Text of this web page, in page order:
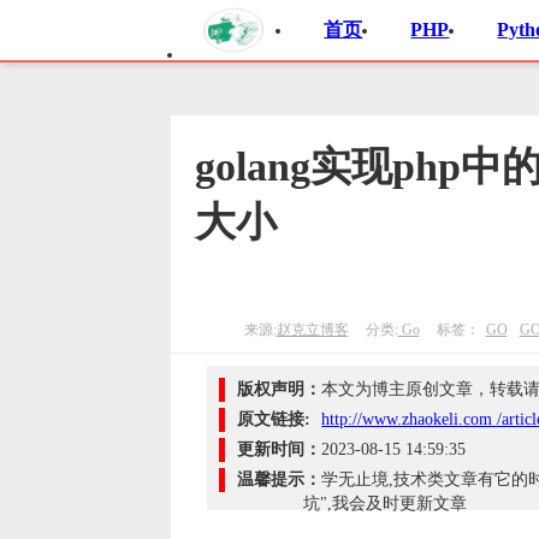
首页 PHP
golang实现php中
大小
来源:赵克立博客 分类: Go 标签： GO
版权声明：本文为博主原创文章，转载
原文链接:
http://www.zhaokeli.com /
更新时间：2023-08-15 14:59:35
温馨提示：学无止境,技术类文章有它的
坑",我会及时更新文章